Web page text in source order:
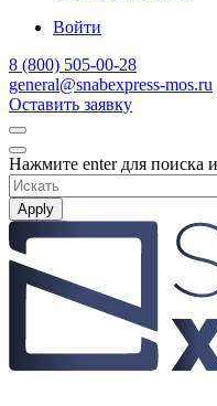
Войти
8 (800) 505-00-28
general@snabexpress-mos.ru
Оставить заявку
Нажмите enter для поиска
Apply